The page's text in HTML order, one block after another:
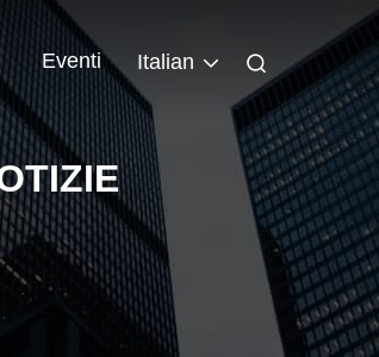
Eventi Italian